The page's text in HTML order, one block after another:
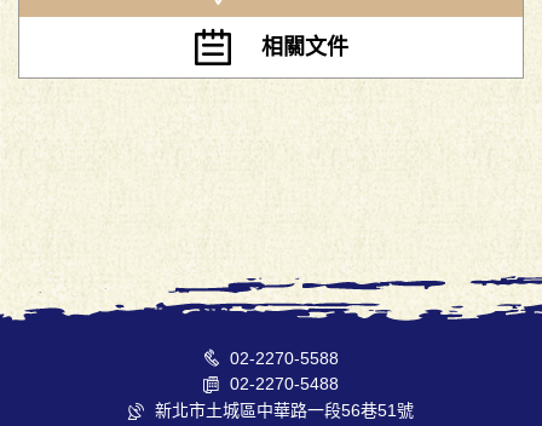
相關文件
02-2270-5588
02-2270-5488
新北市土城區中華路一段56巷51號